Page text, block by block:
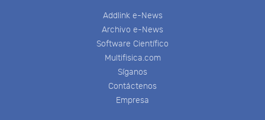
Addlink e-News
Archivo e-News
Software Científico
Multifisica.com
Síganos
Contáctenos
Empresa